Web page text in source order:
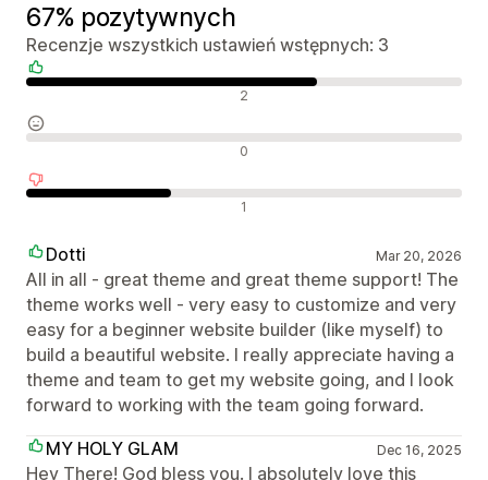
67% pozytywnych
Recenzje wszystkich ustawień wstępnych: 3
2
0
1
Dotti Mar 20, 2026
All in all - great theme and great theme support! The
theme works well - very easy to customize and very
easy for a beginner website builder (like myself) to
build a beautiful website. I really appreciate having a
theme and team to get my website going, and I look
forward to working with the team going forward.
MY HOLY GLAM
Dec 16, 2025
Hey There! God bless you. I absolutely love this